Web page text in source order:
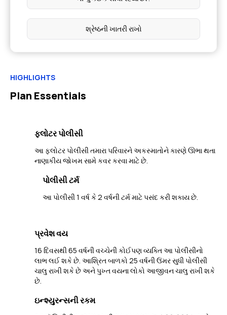
શ્રેષ્ઠની ખાતરી રાખો
HIGHLIGHTS
Plan Essentials
ફ્લોટર પોલીસી
આ ફ્લોટર પોલીસી તમારા પરિવારને અકસ્માતોને કારણે ઊભા થતા
નાણાકીય જોખમ સામે કવર કરવા માટે છે.
પોલીસી ટર્મ
આ પોલીસી 1 વર્ષ કે 2 વર્ષની ટર્મ માટે પસંદ કરી શકાય છે.
પ્રવેશ વય
16 દિવસથી 65 વર્ષની વચ્ચેની કોઈપણ વ્યક્તિ આ પોલીસીનો
લાભ લઈ શકે છે. આશ્રિત બાળકો 25 વર્ષની ઉંમર સુધી પોલીસી
ચાલુ રાખી શકે છે અને પુખ્ત વયના લોકો આજીવન ચાલુ રાખી શકે
છે.
ઇન્શ્યુરન્સની રકમ